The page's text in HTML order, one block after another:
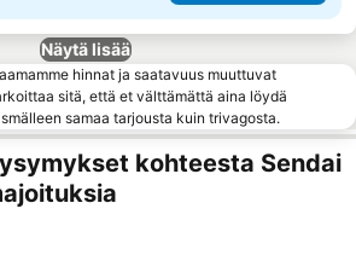
Näytä lisää
hinnat ja saatavuus muuttuvat
sitä, että et välttämättä aina löydä
samaa tarjousta kuin trivagosta.
kohteesta Sendai